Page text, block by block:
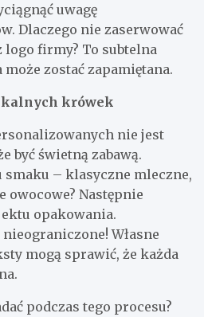
uwagę
Dlaczego nie zaserwować
firmy? To subtelna
zostać zapamiętana.
krówek
nie jest
być świetną zabawą.
smaku – klasyczne mleczne,
owocowe? Następnie
opakowania.
Własne
mogą sprawić, że każda
podczas tego procesu?